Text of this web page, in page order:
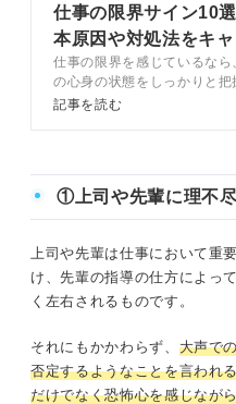
仕事の限界サイン10
本原因や対処法をキャ
のプロが解説
仕事の限界を感じているなら
の心身の状態をしっかりと把
ことが重要です。この記事で
法も紹介しているので、ぜひ
してください。
記事を読む
①上司や先輩に理不
上司や先輩は仕事において重
け、先輩の指導の仕方によっ
く左右されるものです。
それにもかかわらず、 大声で
否定するようなことを言われ
だけでなく恐怖心を感じなが